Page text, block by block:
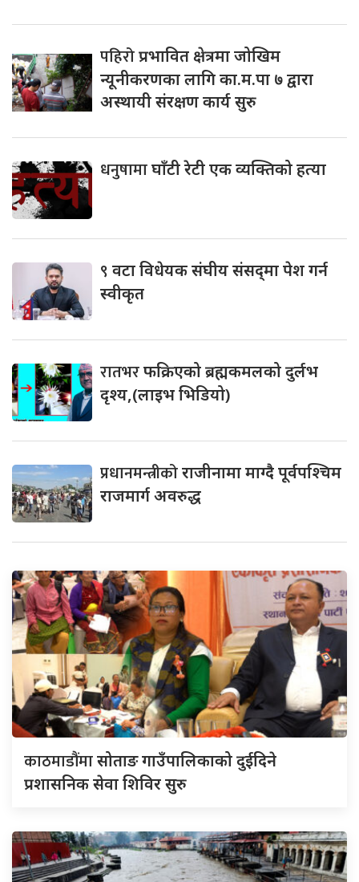
पहिरोप्रभावित क्षेत्रमा जोखिम
न्यूनीकरणका लागि का.म.पा ७ द्वारा
अस्थायी संरक्षण कार्य सुरु
धनुषामाघाँटी रेटी एक व्यक्तिको हत्या
९ वटा विधेयक संघीय संसद्‌मा पेश गर्न
स्वीकृत
रातभरफक्रिएको ब्रह्मकमलको दुर्लभ
दृश्य,(लाइभ भिडियो)
प्रधानमन्त्रीकोराजीनामा माग्दै पूर्वपश्चिम
राजमार्ग अवरुद्ध
काठमाडौंमासोताङ गाउँपालिकाको दुईदिने
प्रशासनिक सेवा शिविर सुरु